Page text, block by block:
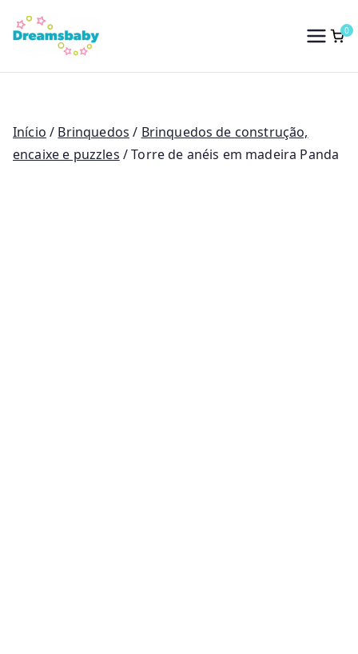
para
conteúdo
Dreams Baby
0
Início / Brinquedos / Brinquedos de construção,
encaixe e puzzles / Torre de anéis em madeira Panda